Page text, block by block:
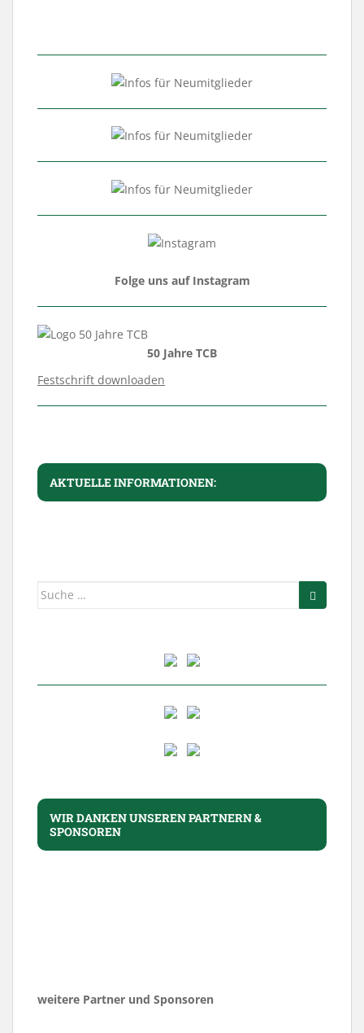
Folge uns auf Instagram
50 Jahre TCB
Festschrift downloaden
AKTUELLE INFORMATIONEN:
Suche
WIR DANKEN UNSEREN PARTNERN &
SPONSOREN
weitere Partner und Sponsoren